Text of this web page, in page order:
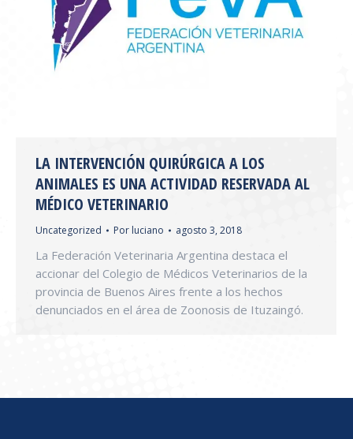
LA INTERVENCIÓN QUIRÚRGICA A LOS
ANIMALES ES UNA ACTIVIDAD RESERVADA AL
MÉDICO VETERINARIO
Uncategorized Por luciano agosto 3, 2018
La Federación Veterinaria Argentina destaca el
accionar del Colegio de Médicos Veterinarios de la
provincia de Buenos Aires frente a los hechos
denunciados en el área de Zoonosis de Ituzaingó.